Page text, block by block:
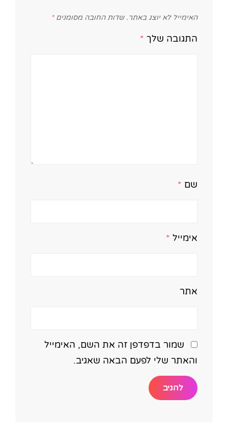
האימייל לא יוצג באתר. שדות החובה מסומנים*
התגובה שלך *
שם *
אימייל *
אתר
שמור בדפדפן זה את השם, האימייל
והאתר שלי לפעם הבאה שאגיב.